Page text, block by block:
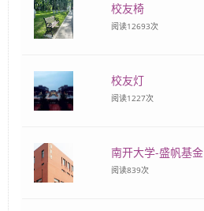
校友椅
阅读12693次
校友灯
阅读1227次
南开大学-盛帆基金
阅读839次